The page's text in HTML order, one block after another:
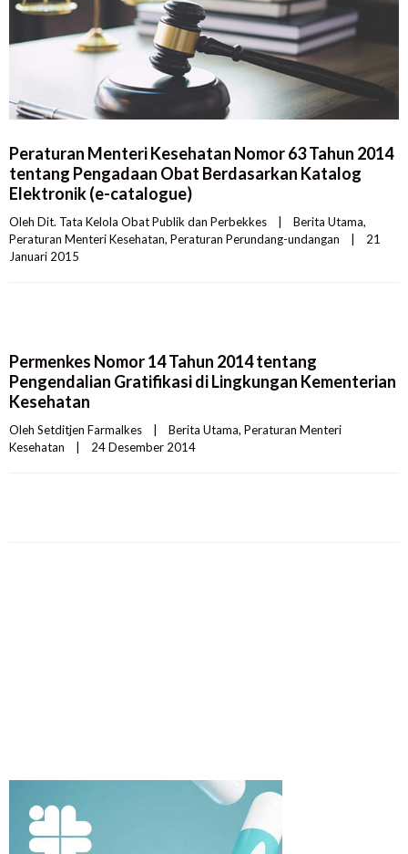
Peraturan Menteri Kesehatan Nomor 63 Tahun 2014
tentang Pengadaan Obat Berdasarkan Katalog
Elektronik (e-catalogue)
Oleh Dit. Tata Kelola Obat Publik dan Perbekkes Berita Utama
Peraturan Menteri Kesehatan, Peraturan Perundang-undangan
21
Januari 2015
Permenkes Nomor 14 Tahun 2014 tentang
Pengendalian Gratifikasi di Lingkungan Kementerian
Kesehatan
Oleh Setditjen Farmalkes Berita Utama, Peraturan Menteri
Kesehatan
24 Desember 2014